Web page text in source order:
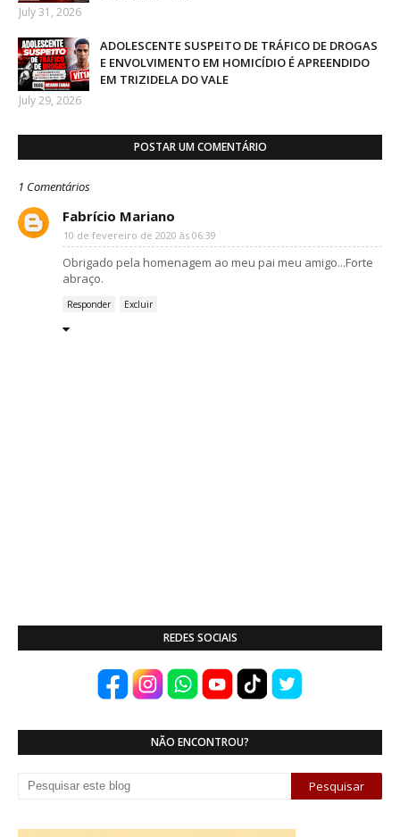
July 31, 2026
ADOLESCENTE SUSPEITO DE TRÁFICO DE DROGAS
E ENVOLVIMENTO EM HOMICÍDIO É APREENDIDO
EM TRIZIDELA DO VALE
July 29, 2026
POSTAR UM COMENTÁRIO
1 Comentários
Fabrício Mariano
10 de fevereiro de 2020 às 06:39
Obrigado pela homenagem ao meu pai meu amigo...Forte
abraço.
Responder Excluir
REDES SOCIAIS
NÃO ENCONTROU?